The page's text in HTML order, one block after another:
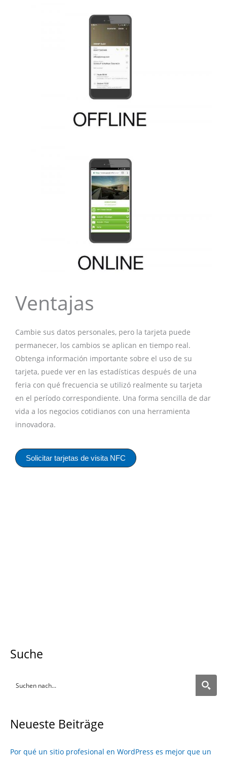
Ventajas
Cambie sus datos personales, pero la tarjeta puede
permanecer, los cambios se aplican en tiempo real.
Obtenga información importante sobre el uso de su
tarjeta, puede ver en las estadísticas después de una
feria con qué frecuencia se utilizó realmente su tarjeta
en el período correspondiente. Una forma sencilla de dar
vida a los negocios cotidianos con una herramienta
innovadora.
Solicitar tarjetas de visita NFC
Suche
Neueste Beiträge
Por qué un sitio profesional en WordPress es mejor que un